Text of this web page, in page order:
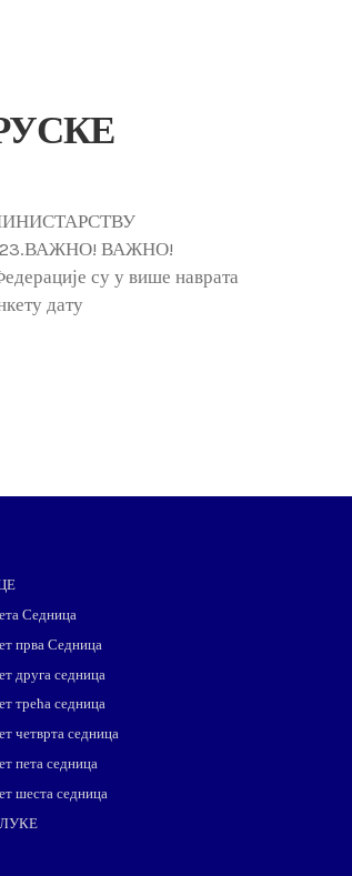
МИНИСТАРСТВУ
ВАЖНО!
су у више наврата
дату
Седница
прва Седница
друга седница
трећа седница
четврта седница
пета седница
шеста седница